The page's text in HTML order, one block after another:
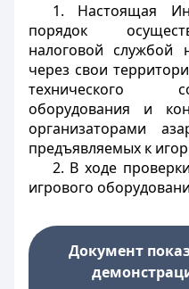
1. Настоящая
порядок
налоговой службой
через свои
технического
оборудования и
организаторами
предъявляемых к
2. В ходе
игрового
Документ